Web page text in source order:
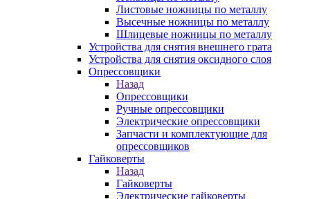
Листовые ножницы по металлу
Высечные ножницы по металлу
Шлицевые ножницы по металлу
Устройства для снятия внешнего грата
Устройства для снятия оксидного слоя
Опрессовщики
Назад
Опрессовщики
Ручные опрессовщики
Электрические опрессовщики
Запчасти и комплектующие для
опрессовщиков
Гайковерты
Назад
Гайковерты
Электрические гайковерты